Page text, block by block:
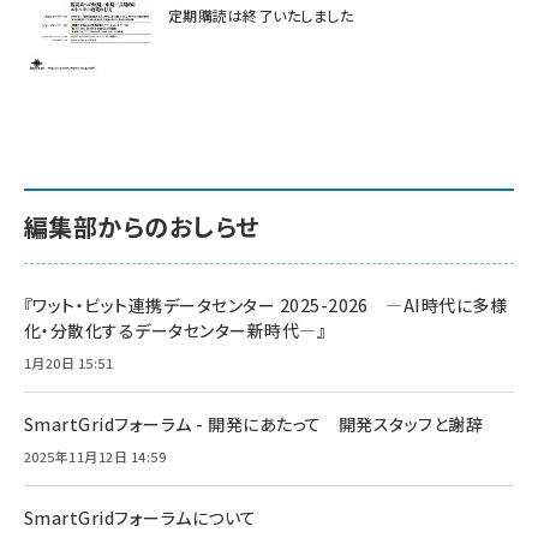
定期購読は終了いたしました
編集部からのおしらせ
『ワット・ビット連携データセンター 2025-2026 ―AI時代に多様
化・分散化するデータセンター新時代―』
1月20日 15:51
SmartGridフォーラム - 開発にあたって 開発スタッフと謝辞
2025年11月12日 14:59
SmartGridフォーラムについて